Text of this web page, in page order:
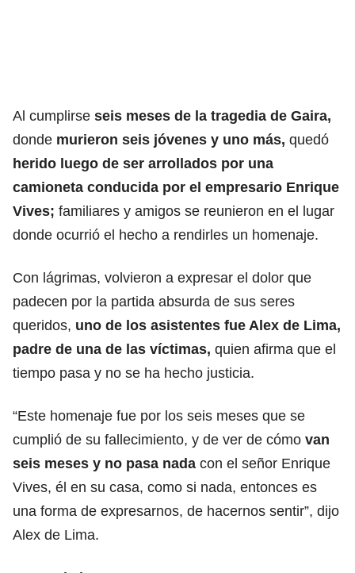
Al cumplirse seis meses de la tragedia de Gaira,
donde murieron seis jóvenes y uno más, quedó
herido luego de ser arrollados por una
camioneta conducida por el empresario Enrique
Vives; familiares y amigos se reunieron en el lugar
donde ocurrió el hecho a rendirles un homenaje.
Con lágrimas, volvieron a expresar el dolor que
padecen por la partida absurda de sus seres
queridos, uno de los asistentes fue Alex de Lima,
padre de una de las víctimas, quien afirma que el
tiempo pasa y no se ha hecho justicia.
“Este homenaje fue por los seis meses que se
cumplió de su fallecimiento, y de ver de cómo van
seis meses y no pasa nada con el señor Enrique
Vives, él en su casa, como si nada, entonces es
una forma de expresarnos, de hacernos sentir”, dijo
Alex de Lima.